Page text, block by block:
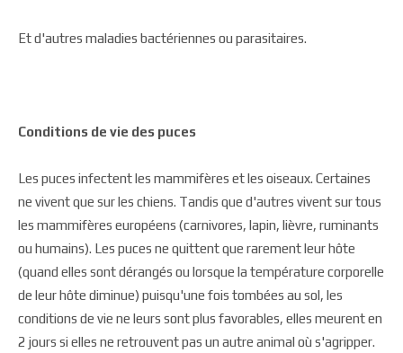
Et d'autres maladies bactériennes ou parasitaires.
Conditions de vie des puces
Les puces infectent les mammifères et les oiseaux. Certaines
ne vivent que sur les chiens. Tandis que d'autres vivent sur tous
les mammifères européens (carnivores, lapin, lièvre, ruminants
ou humains). Les puces ne quittent que rarement leur hôte
(quand elles sont dérangés ou lorsque la température corporelle
de leur hôte diminue) puisqu'une fois tombées au sol, les
conditions de vie ne leurs sont plus favorables, elles meurent en
2 jours si elles ne retrouvent pas un autre animal où s'agripper.